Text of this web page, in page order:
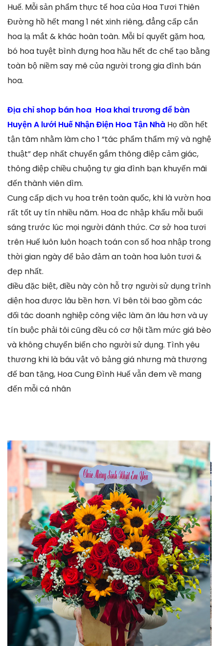
Huế. Mỗi sản phẩm thực tế hoa của Hoa Tươi Thiên
Đường hồ hết mang 1 nét xinh riêng, đẳng cấp cắn
hoa lạ mắt & khác hoàn toàn. Mỗi bí quyết gặm hoa,
bó hoa tuyệt bình đựng hoa hầu hết đc chế tạo bằng
toàn bộ niềm say mê của người trong gia đình bán
hoa.
Địa chỉ shop bán hoa Hoa khai trương để bàn
Huyện A lưới Huế Nhận Điện Hoa Tận Nhà Họ dồn hết
tận tâm nhằm làm cho 1 “tác phẩm thẩm mỹ và nghệ
thuật” đẹp nhất chuyển gắm thông điệp cảm giác,
thông điệp chiều chuộng tự gia đình bạn khuyến mãi
đến thành viên dìm.
Cung cấp dịch vụ hoa trên toàn quốc, khi là vườn hoa
rất tốt uy tín nhiều năm. Hoa đc nhập khẩu mỗi buổi
sáng trước lúc mọi người đánh thức. Cơ sở hoa tươi
trên Huế luôn luôn hoạch toán con số hoa nhập trong
thời gian ngày để bảo đảm an toàn hoa luôn tươi &
đẹp nhất.
điều đặc biệt, điều này còn hỗ trợ người sử dụng trình
diện hoa được lâu bền hơn. Vì bên tôi bao gồm các
đối tác doanh nghiệp công việc làm ăn lâu hơn và uy
tín buộc phải tôi cũng đều có cơ hội tầm mức giá bèo
và không chuyển biến cho người sử dụng. Tình yêu
thương khi là báu vật vô bảng giá nhưng mà thượng
đế ban tặng, Hoa Cung Đình Huế vẫn đem về mang
đến mỗi cá nhân